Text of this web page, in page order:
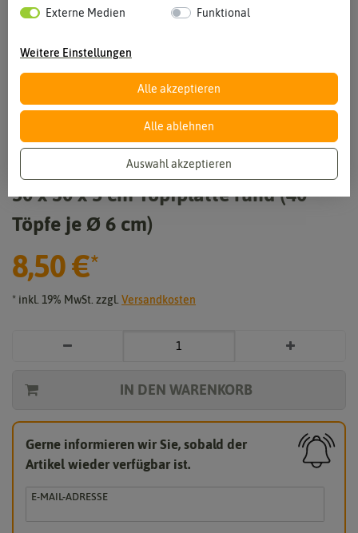
Vergrößern durch berühren
50 x 30 x 5 cm Topfplatte rund (40
Töpfe je Ø 6 cm)
8,50 €*
* inkl. 19% MwSt. zzgl. Versandkosten
IN DEN WARENKORB
Gerne informieren wir Sie, sobald der
Artikel wieder verfügbar ist.
E-MAIL-ADRESSE
Externe Medien Funktional
Weitere Einstellungen
Alle akzeptieren
Alle ablehnen
Auswahl akzeptieren